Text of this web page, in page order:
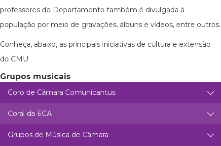
professores do Departamento também é divulgada à
população por meio de gravações, álbuns e vídeos, entre outros.
Conheça, abaixo, as principais iniciativas de cultura e extensão
do CMU:
Grupos musicais
Coro de Câmara Comunicantus
Coral da ECA
Grupos de Música de Câmara